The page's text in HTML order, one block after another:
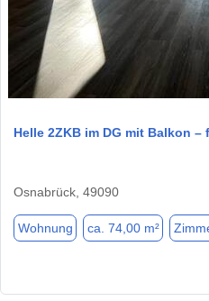
Helle 2ZKB im DG mit Balkon
Osnabrück, 49090
Wohnung ca. 74,00 m²